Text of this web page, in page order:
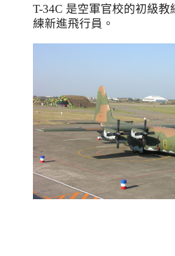
T-34C 是空軍官校的初級教
練新進飛行員。